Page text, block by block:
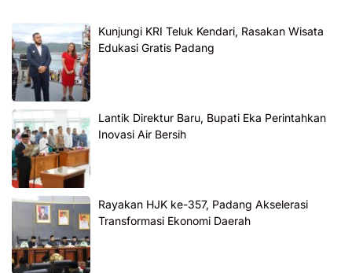
Kunjungi KRI Teluk Kendari, Rasakan Wisata
Edukasi Gratis Padang
Lantik Direktur Baru, Bupati Eka Perintahkan
Inovasi Air Bersih
Rayakan HJK ke-357, Padang Akselerasi
Transformasi Ekonomi Daerah